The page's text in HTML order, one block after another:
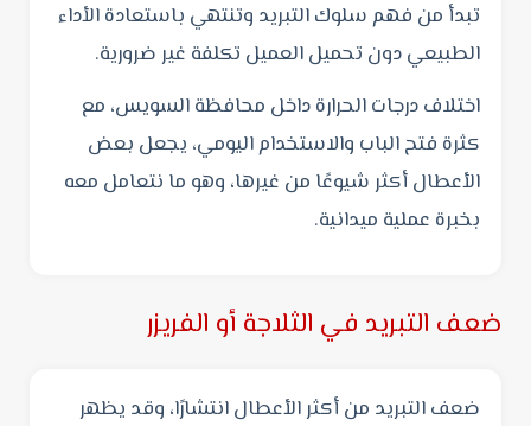
تبدأ من فهم سلوك التبريد وتنتهي باستعادة الأداء
الطبيعي دون تحميل العميل تكلفة غير ضرورية.
اختلاف درجات الحرارة داخل محافظة السويس، مع
كثرة فتح الباب والاستخدام اليومي، يجعل بعض
الأعطال أكثر شيوعًا من غيرها، وهو ما نتعامل معه
بخبرة عملية ميدانية.
ضعف التبريد في الثلاجة أو الفريزر
ضعف التبريد من أكثر الأعطال انتشارًا، وقد يظهر